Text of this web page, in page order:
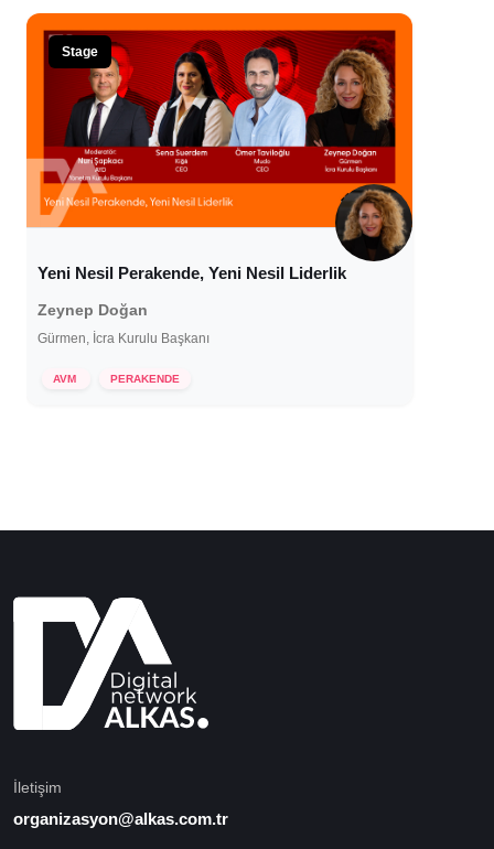
Stage
Yeni Nesil Perakende, Yeni Nesil Liderlik
Zeynep Doğan
Gürmen, İcra Kurulu Başkanı
AVM PERAKENDE
İletişim
organizasyon@alkas.com.tr